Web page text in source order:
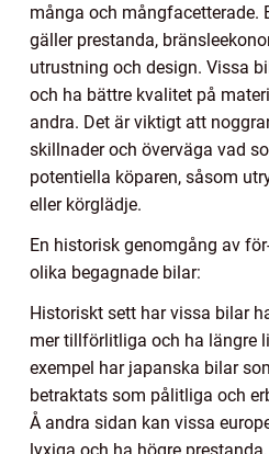
många och mångfacetterade.
gäller prestanda,
utrustning och design. Vissa
och ha bättre kvalitet på
andra. Det är viktigt att
skillnader och överväga vad
potentiella köparen, såsom
eller körglädje.
En historisk genomgång av
olika begagnade bilar:
Historiskt sett har vissa bilar
mer tillförlitliga och ha längre
exempel har japanska bilar
betraktats som pålitliga och
Å andra sidan kan vissa